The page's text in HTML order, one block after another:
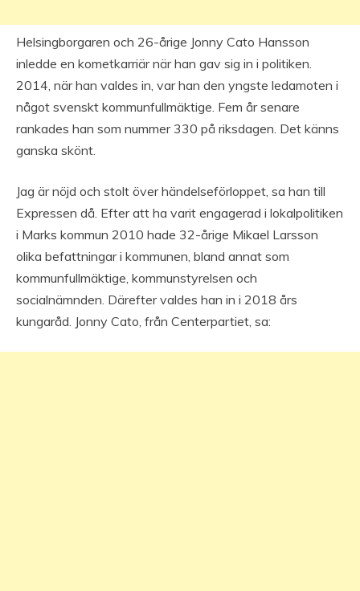
Helsingborgaren och 26-årige Jonny Cato Hansson
inledde en kometkarriär när han gav sig in i politiken.
2014, när han valdes in, var han den yngste ledamoten i
något svenskt kommunfullmäktige. Fem år senare
rankades han som nummer 330 på riksdagen. Det känns
ganska skönt.
Jag är nöjd och stolt över händelseförloppet, sa han till
Expressen då. Efter att ha varit engagerad i lokalpolitiken
i Marks kommun 2010 hade 32-årige Mikael Larsson
olika befattningar i kommunen, bland annat som
kommunfullmäktige, kommunstyrelsen och
socialnämnden. Därefter valdes han in i 2018 års
kungaråd. Jonny Cato, från Centerpartiet, sa: